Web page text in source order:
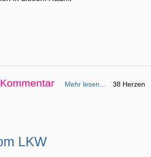
Mehr lesen... 38 Herzen
LKW